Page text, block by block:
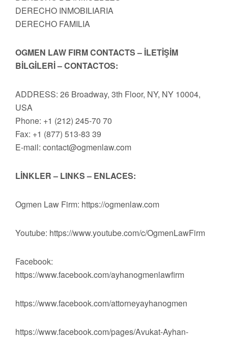
DERECHO INMOBILIARIA
DERECHO FAMILIA
OGMEN LAW FIRM CONTACTS – İLETİŞİM
BİLGİLERİ – CONTACTOS:
ADDRESS: 26 Broadway, 3th Floor, NY, NY 10004,
USA
Phone: +1 (212) 245-70 70
Fax: +1 (877) 513-83 39
E-mail: contact@ogmenlaw.com
LİNKLER – LINKS – ENLACES:
Ogmen Law Firm: https://ogmenlaw.com
Youtube: https://www.youtube.com/c/OgmenLawFirm
Facebook:
https://www.facebook.com/ayhanogmenlawfirm
https://www.facebook.com/attorneyayhanogmen
https://www.facebook.com/pages/Avukat-Ayhan-